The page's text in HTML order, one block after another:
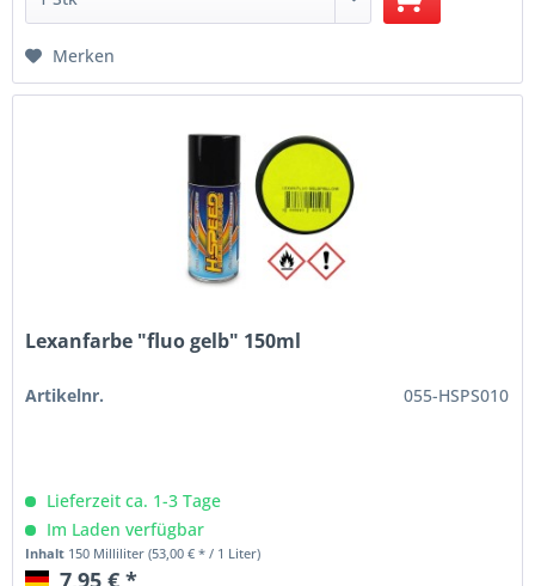
Merken
Lexanfarbe "fluo gelb" 150ml
Artikelnr. 055-HSPS010
Lieferzeit ca. 1-3 Tage
Im Laden verfügbar
Inhalt 150 Milliliter(53,00 € * / 1 Liter)
7,95 € *